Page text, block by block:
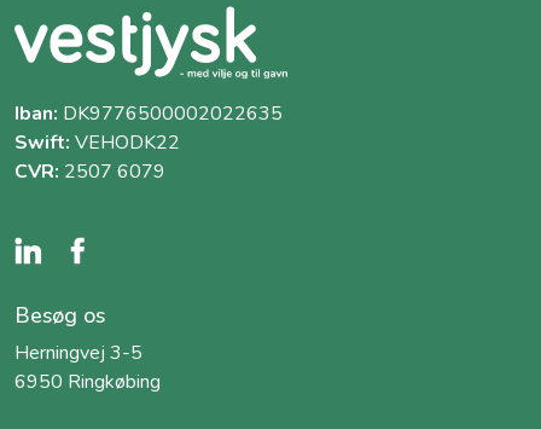
Iban: DK9776500002022635
Swift: VEHODK22
CVR: 2507 6079
Besøg os
Herningvej 3-5
6950 Ringkøbing